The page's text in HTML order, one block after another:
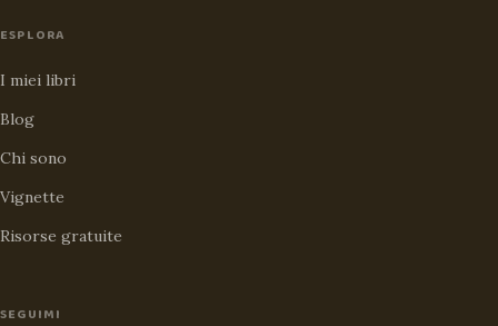
ESPLORA
I miei libri
Blog
Chi sono
Vignette
Risorse gratuite
SEGUIMI